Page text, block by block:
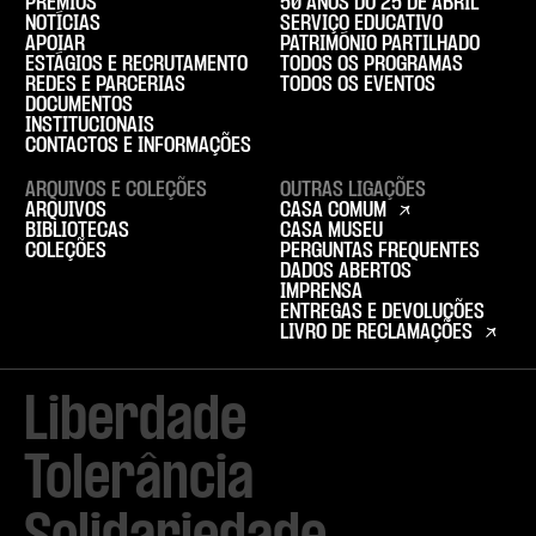
Liberdade
Tolerância
NOTÍCIAS
APOIAR
ESTÁGIOS E RECRUTAMENTO
REDES E PARCERIAS
DOCUMENTOS
INSTITUCIONAIS
CONTACTOS E INFORMAÇÕES
SERVIÇO EDUCATIVO
PATRIMÓNIO PARTILHADO
TODOS OS PROGRAMAS
TODOS OS EVENTOS
ARQUIVOS E COLEÇÕES
ARQUIVOS
BIBLIOTECAS
COLEÇÕES
OUTRAS LIGAÇÕES
CASA COMUM
CASA MUSEU
PERGUNTAS FREQUENTES
DADOS ABERTOS
IMPRENSA
ENTREGAS E DEVOLUÇÕES
LIVRO DE RECLAMAÇÕES